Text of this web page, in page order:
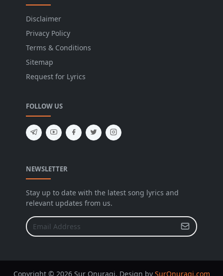
Disclaimer
Privacy Policy
Terms & Conditions
Sitemap
Request for Lyrics
FOLLOW US
NEWSLETTER
Stay up to date with the latest song lyrics and
relevant updates from us.
Copyright © 2026 Sur Onuragi. Design by SurOnuragi.com